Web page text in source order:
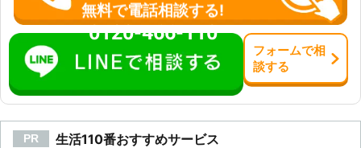
無料で電話相談する!
0120-466-110
フォームで相
談する
PR 生活110番おすすめサービス